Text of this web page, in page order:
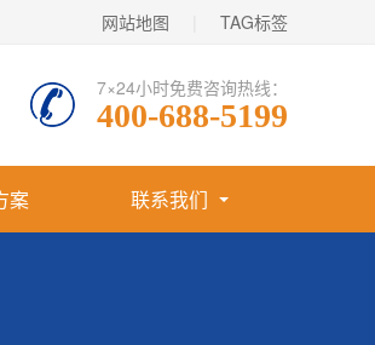
网站地图 TAG标签
7×24小时免费咨询热线：
400-688-5199
案 联系我们